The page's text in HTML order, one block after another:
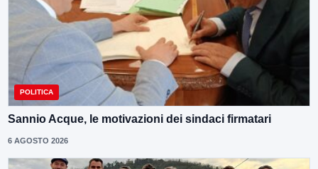
POLITICA
Sannio Acque, le motivazioni dei sindaci firmatari
6 AGOSTO 2026